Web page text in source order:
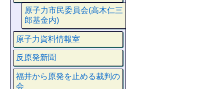
原子力市民委員会(高木仁三
郎基金内)
原子力資料情報室
反原発新聞
福井から原発を止める裁判の
会